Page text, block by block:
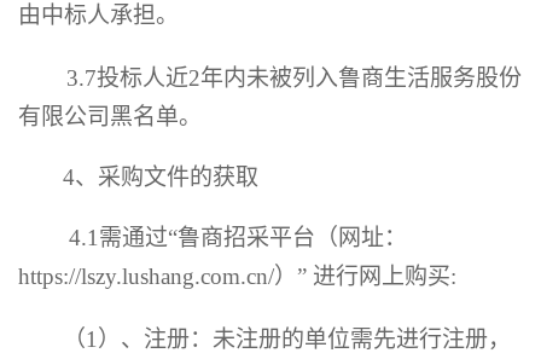
由中标人承担。
3.7投标人近2年内未被列入鲁商生活服务股份
有限公司黑名单。
4、 采购文件的获取
4.1需通过“鲁商招采平台（网址：
https://lszy.lushang.com.cn/）” 进行网上购买:
（1）、注册：未注册的单位需先进行注册，